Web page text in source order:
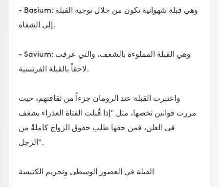
- Basium: وهي قبلة شهوانية تكون من خلال توجيه القبلة
إلى الشفاه.
- Savium: وهي القبلة المملوءة بالشغف، والتي عرفت
لاحقاً بالقبلة الفرنسية.
واعتبرت القبلة عند الرومان جزءاً من ثقافتهم، حيث
مررت قوانين تخصها، مثل "إذا قُبلت الفتاة العذراء بشغف
في العلن، فمن حقها طلب حقوق الزواج كاملةً من
الرجل".
القبلة في العصور الوسطى وتحريم الكنيسة